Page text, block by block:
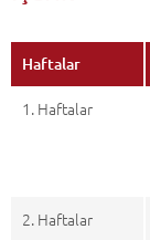
Haftalar
1. Haftalar
2. Haftalar